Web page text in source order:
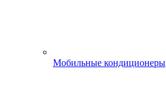
Мобильные кондиционеры